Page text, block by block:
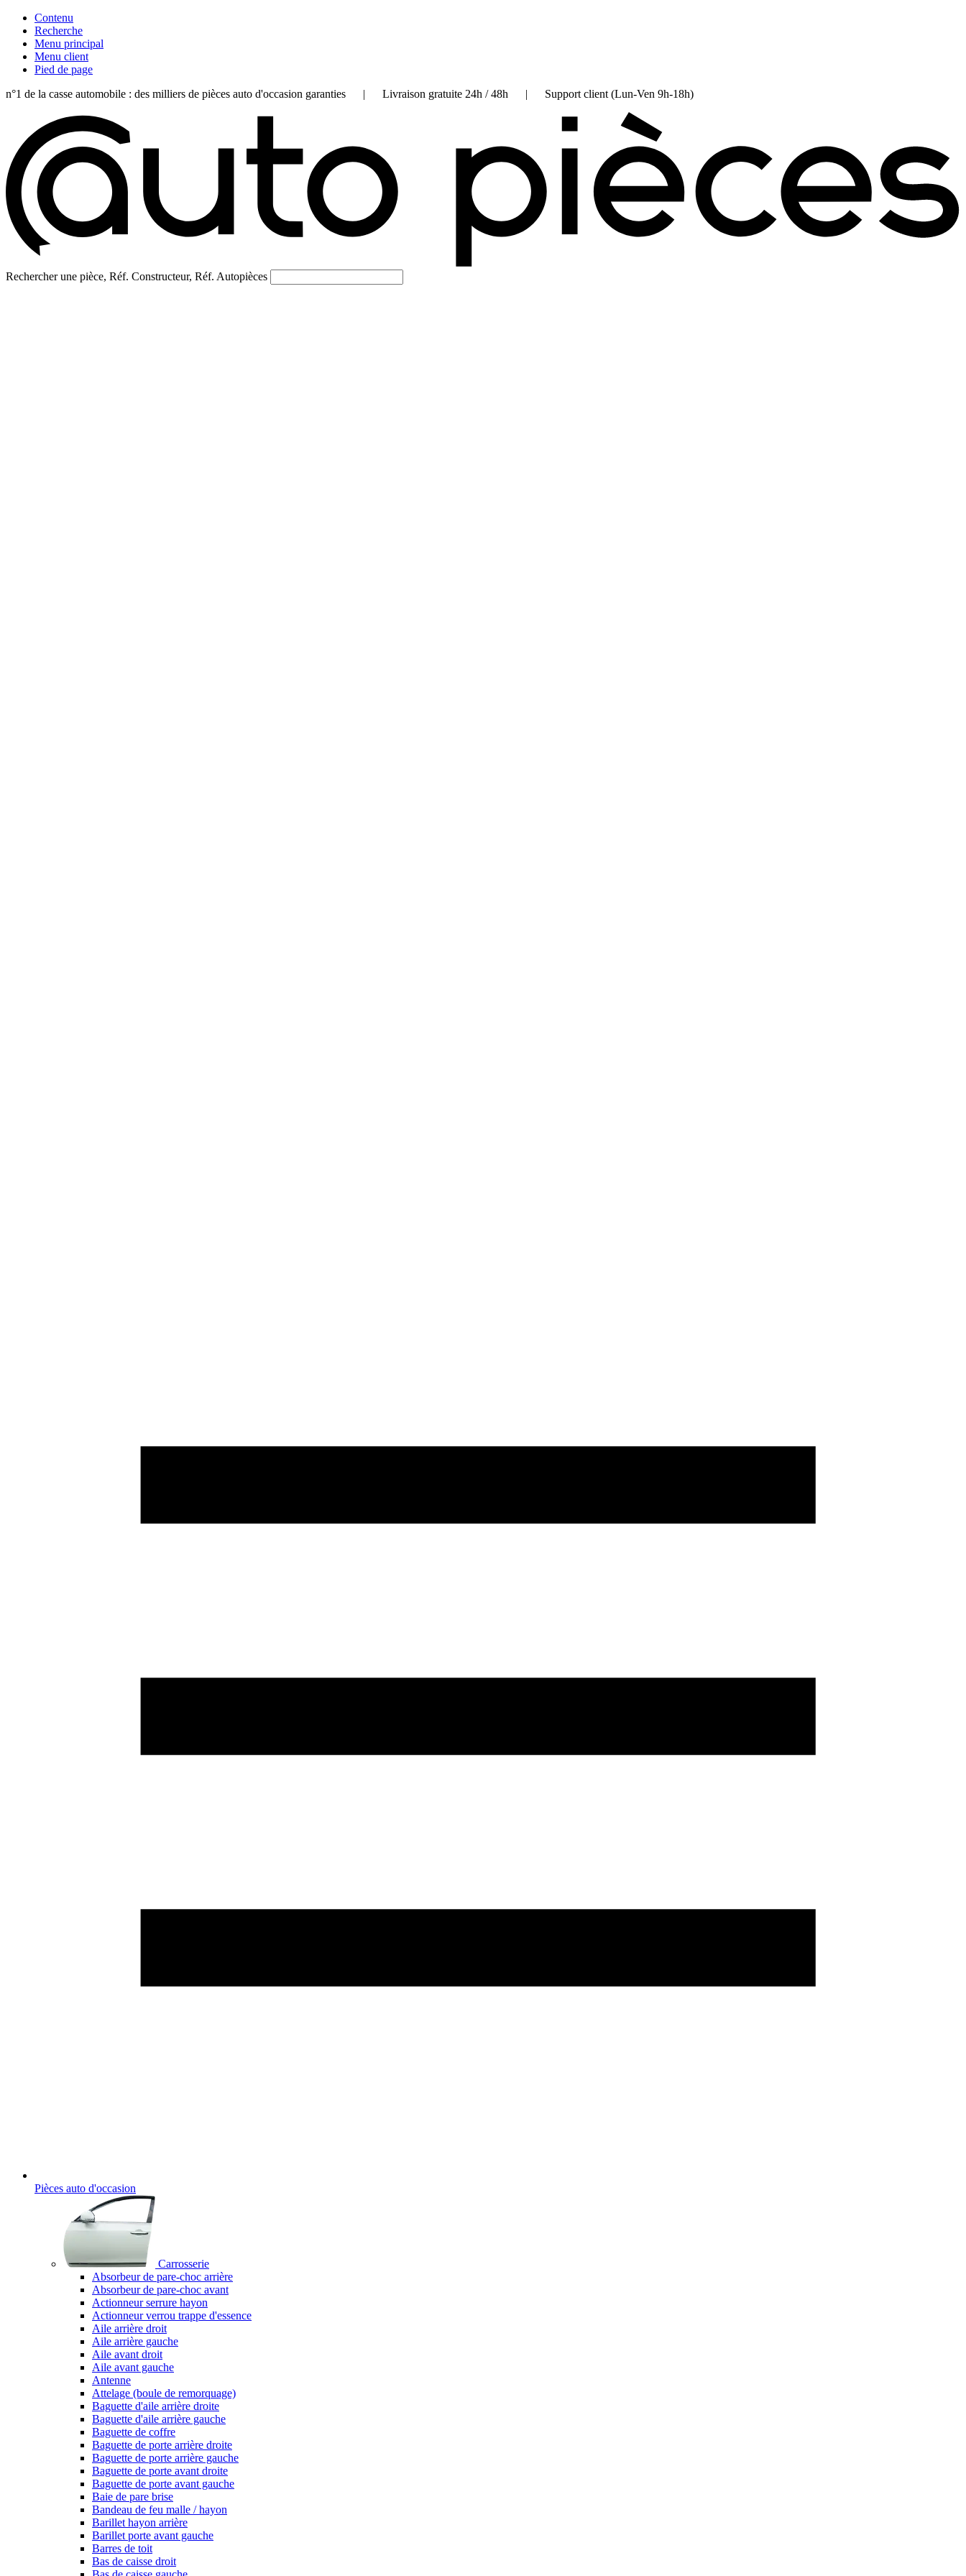
Contenu
Recherche
Menu principal
Menu client
Pied de page
n°1 de la casse automobile : des milliers de pièces auto d'occasion garanties | Livraison gratuite 24h / 48h | Support client (Lun-Ven 9h-18h)
Rechercher une pièce, Réf. Constructeur, Réf. Autopièces
Pièces auto d'occasion
Carrosserie
Absorbeur de pare-choc arrière
Absorbeur de pare-choc avant
Actionneur serrure hayon
Actionneur verrou trappe d'essence
Aile arrière droit
Aile arrière gauche
Aile avant droit
Aile avant gauche
Antenne
Attelage (boule de remorquage)
Baguette d'aile arrière droite
Baguette d'aile arrière gauche
Baguette de coffre
Baguette de porte arrière droite
Baguette de porte arrière gauche
Baguette de porte avant droite
Baguette de porte avant gauche
Baie de pare brise
Bandeau de feu malle / hayon
Barillet hayon arrière
Barillet porte avant gauche
Barres de toit
Bas de caisse droit